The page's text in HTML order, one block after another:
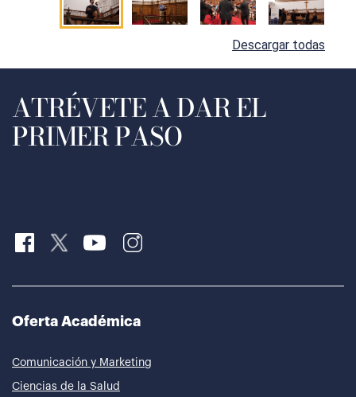
Descargar todas
ATRÉVETE A DAR EL
PRIMER PASO
Oferta Académica
Comunicación y Marketing
Ciencias de la Salud